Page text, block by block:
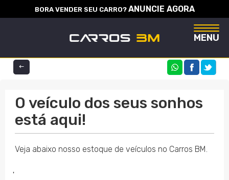
BORA VENDER SEU CARRO? ANUNCIE AGORA
MENU
O veículo dos seus sonhos
está aqui!
Veja abaixo nosso estoque de veículos no Carros BM.
'